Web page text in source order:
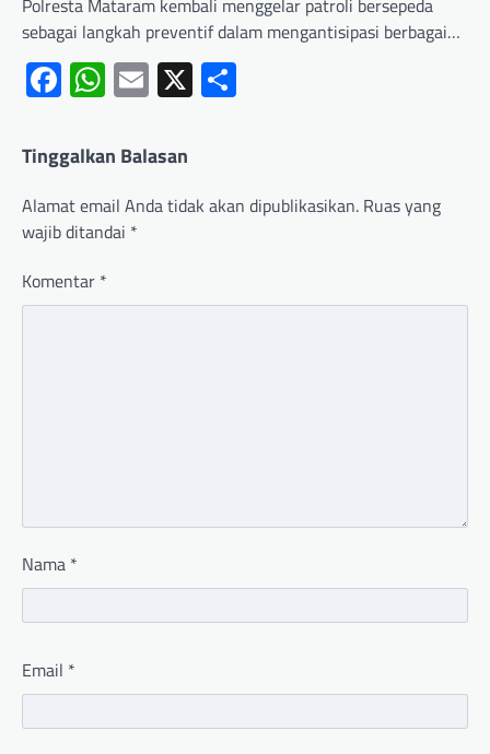
Polresta Mataram kembali menggelar patroli bersepeda
sebagai langkah preventif dalam mengantisipasi berbagai…
Facebook
WhatsApp
Email
X
Tinggalkan Balasan
Alamat email Anda tidak akan dipublikasikan. Ruas yang
wajib ditandai *
Komentar *
Nama *
Email *